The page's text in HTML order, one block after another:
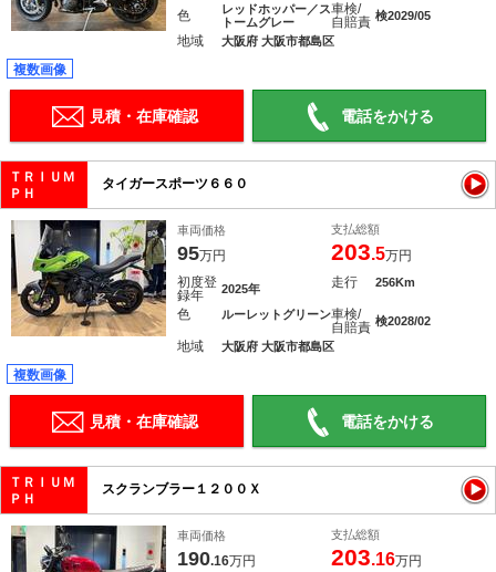
色
レッドホッパー／ス
トームグレー
車検/
自賠責 検2029/05
地域 大阪府 大阪市都島区
複数画像
見積・在庫確認 電話をかける
ＴＲＩＵＭ
ＰＨ
タイガースポーツ６６０
車両価格
95万円
支払総額
203.5万円
初度登
録年
2025年 走行 256Km
色 ルーレットグリーン車検/
自賠責 検2028/02
地域 大阪府 大阪市都島区
複数画像
見積・在庫確認 電話をかける
ＴＲＩＵＭ
ＰＨ
スクランブラー１２００Ｘ
車両価格
190.16万円
支払総額
203.16万円